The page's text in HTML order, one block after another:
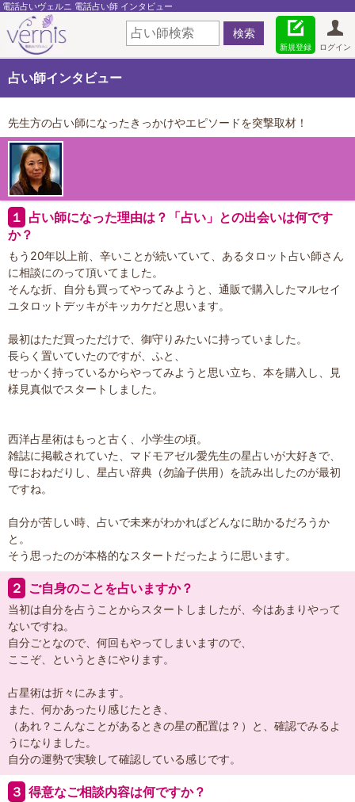
電話占いヴェルニ 電話占い師 インタビュー
ログイン
新規登録
占い師インタビュー
先生方の占い師になったきっかけやエピソードを突撃取材！
１ 占い師になった理由は？「占い」との出会いは何です
か？
もう20年以上前、辛いことが続いていて、あるタロット占い師さん
に相談にのって頂いてました。
そんな折、自分も買ってやってみようと、通販で購入したマルセイ
ユタロットデッキがキッカケだと思います。
最初はただ買っただけで、御守りみたいに持っていました。
長らく置いていたのですが、ふと、
せっかく持っているからやってみようと思い立ち、本を購入し、見
様見真似でスタートしました。
西洋占星術はもっと古く、小学生の頃。
雑誌に掲載されていた、マドモアゼル愛先生の星占いが大好きで、
母におねだりし、星占い辞典（勿論子供用）を読み出したのが最初
ですね。
自分が苦しい時、占いで未来がわかればどんなに助かるだろうか
と。
そう思ったのが本格的なスタートだったように思います。
２ ご自身のことを占いますか？
当初は自分を占うことからスタートしましたが、今はあまりやって
ないですね。
自分ごとなので、何回もやってしまいますので、
ここぞ、というときにやります。
占星術は折々にみます。
また、何かあったり感じたとき、
（あれ？こんなことがあるときの星の配置は？）と、確認でみるよ
うになりました。
自分の運勢で実験して確認している感じです。
３ 得意なご相談内容は何ですか？